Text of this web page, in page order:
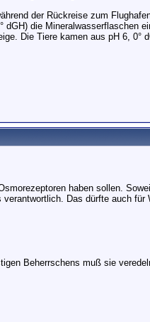
der Rückreise zum
dGH) die Mineralwasserflaschen
Die Tiere kamen aus pH 6, 0°
haben sollen.
Das dürfte auch für
Beherrschens muß sie